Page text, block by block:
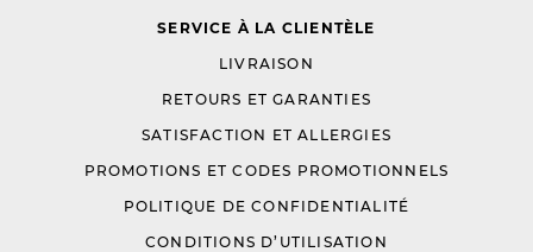
SERVICE À LA CLIENTÈLE
LIVRAISON
RETOURS ET GARANTIES
SATISFACTION ET ALLERGIES
PROMOTIONS ET CODES PROMOTIONNELS
POLITIQUE DE CONFIDENTIALITÉ
CONDITIONS D’UTILISATION